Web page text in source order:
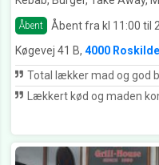
Åbent Åbent fra kl 11:00 til
Køgevej 41 B, 4000 Roskilde
Total lækker mad og god
Lækkert kød og maden